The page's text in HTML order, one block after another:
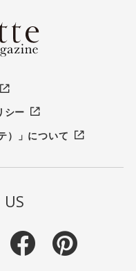
シー
）」について